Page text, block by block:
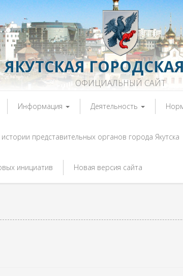
ЯКУТСКАЯ
ОФИЦИАЛЬНЫЙ САЙТ
Информация Деятельность
представительных органов города Якутска
инициатив Новая версия сайта